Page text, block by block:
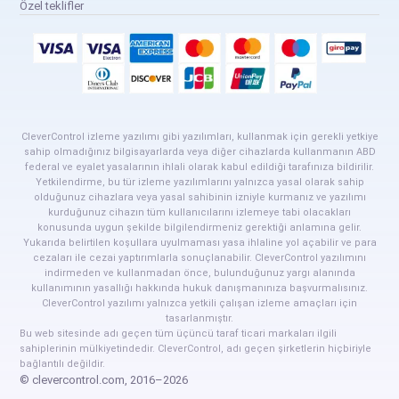
Özel teklifler
CleverControl izleme yazılımı gibi yazılımları, kullanmak için gerekli yetkiye
sahip olmadığınız bilgisayarlarda veya diğer cihazlarda kullanmanın ABD
federal ve eyalet yasalarının ihlali olarak kabul edildiği tarafınıza bildirilir.
Yetkilendirme, bu tür izleme yazılımlarını yalnızca yasal olarak sahip
olduğunuz cihazlara veya yasal sahibinin izniyle kurmanız ve yazılımı
kurduğunuz cihazın tüm kullanıcılarını izlemeye tabi olacakları
konusunda uygun şekilde bilgilendirmeniz gerektiği anlamına gelir.
Yukarıda belirtilen koşullara uyulmaması yasa ihlaline yol açabilir ve para
cezaları ile cezai yaptırımlarla sonuçlanabilir. CleverControl yazılımını
indirmeden ve kullanmadan önce, bulunduğunuz yargı alanında
kullanımının yasallığı hakkında hukuk danışmanınıza başvurmalısınız.
CleverControl yazılımı yalnızca yetkili çalışan izleme amaçları için
tasarlanmıştır.
Bu web sitesinde adı geçen tüm üçüncü taraf ticari markaları ilgili
sahiplerinin mülkiyetindedir. CleverControl, adı geçen şirketlerin hiçbiriyle
bağlantılı değildir.
© clevercontrol.com, 2016–2026